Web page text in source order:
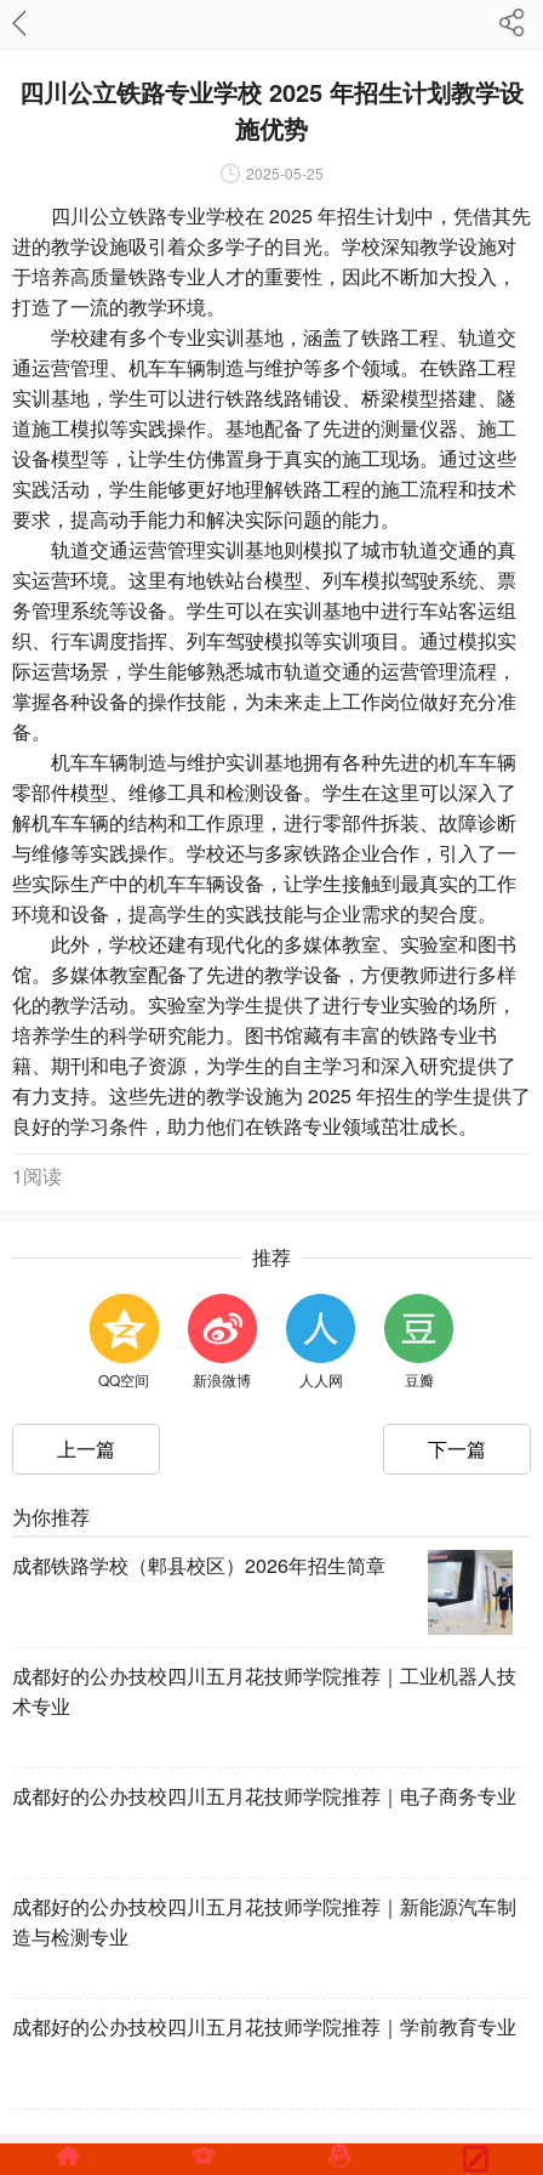
四川公立铁路专业学校 2025 年招生计划教学设
施优势
2025-05-25
四川公立铁路专业学校在 2025 年招生计划中，凭借其先
进的教学设施吸引着众多学子的目光。学校深知教学设施对
于培养高质量铁路专业人才的重要性，因此不断加大投入，
打造了一流的教学环境。
学校建有多个专业实训基地，涵盖了铁路工程、轨道交
通运营管理、机车车辆制造与维护等多个领域。在铁路工程
实训基地，学生可以进行铁路线路铺设、桥梁模型搭建、隧
道施工模拟等实践操作。基地配备了先进的测量仪器、施工
设备模型等，让学生仿佛置身于真实的施工现场。通过这些
实践活动，学生能够更好地理解铁路工程的施工流程和技术
要求，提高动手能力和解决实际问题的能力。
轨道交通运营管理实训基地则模拟了城市轨道交通的真
实运营环境。这里有地铁站台模型、列车模拟驾驶系统、票
务管理系统等设备。学生可以在实训基地中进行车站客运组
织、行车调度指挥、列车驾驶模拟等实训项目。通过模拟实
际运营场景，学生能够熟悉城市轨道交通的运营管理流程，
掌握各种设备的操作技能，为未来走上工作岗位做好充分准
备。
机车车辆制造与维护实训基地拥有各种先进的机车车辆
零部件模型、维修工具和检测设备。学生在这里可以深入了
解机车车辆的结构和工作原理，进行零部件拆装、故障诊断
与维修等实践操作。学校还与多家铁路企业合作，引入了一
些实际生产中的机车车辆设备，让学生接触到最真实的工作
环境和设备，提高学生的实践技能与企业需求的契合度。
此外，学校还建有现代化的多媒体教室、实验室和图书
馆。多媒体教室配备了先进的教学设备，方便教师进行多样
化的教学活动。实验室为学生提供了进行专业实验的场所，
培养学生的科学研究能力。图书馆藏有丰富的铁路专业书
籍、期刊和电子资源，为学生的自主学习和深入研究提供了
有力支持。这些先进的教学设施为 2025 年招生的学生提供了
良好的学习条件，助力他们在铁路专业领域茁壮成长。
1阅读
推荐
QQ空间 新浪微博 人人网 豆瓣
上一篇 下一篇
为你推荐
成都铁路学校（郫县校区）2026年招生简章
成都好的公办技校四川五月花技师学院推荐｜工业机器人技
术专业
成都好的公办技校四川五月花技师学院推荐｜电子商务专业
成都好的公办技校四川五月花技师学院推荐｜新能源汽车制
造与检测专业
成都好的公办技校四川五月花技师学院推荐｜学前教育专业